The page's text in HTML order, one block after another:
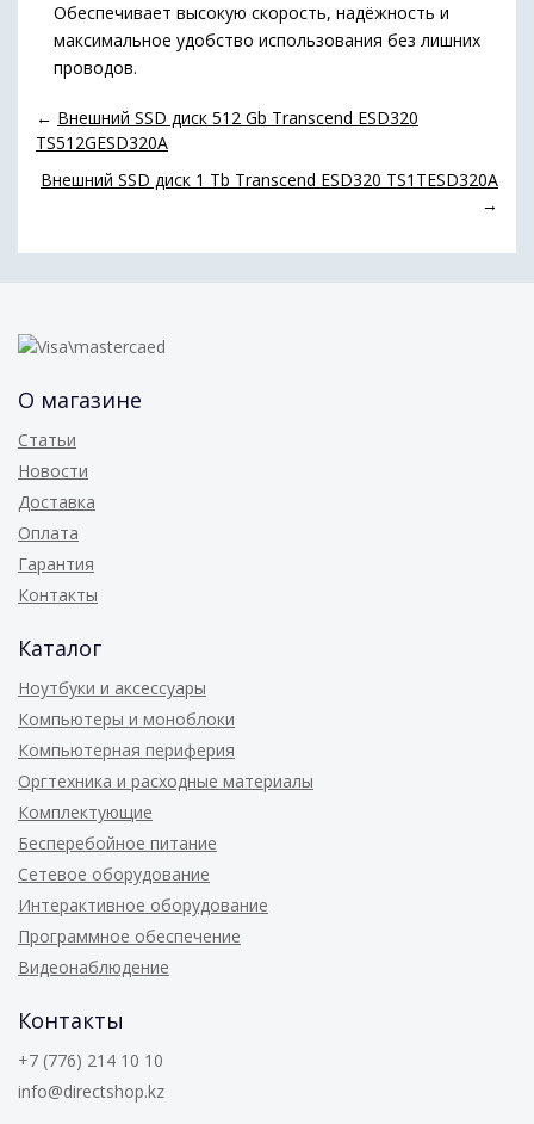
Обеспечивает высокую скорость, надёжность и
максимальное удобство использования без лишних
проводов.
← Внешний SSD диск 512 Gb Transcend ESD320
TS512GESD320A
Внешний SSD диск 1 Tb Transcend ESD320 TS1TESD320A
→
О магазине
Статьи
Новости
Доставка
Оплата
Гарантия
Контакты
Каталог
Ноутбуки и аксессуары
Компьютеры и моноблоки
Компьютерная периферия
Оргтехника и расходные материалы
Комплектующие
Бесперебойное питание
Сетевое оборудование
Интерактивное оборудование
Программное обеспечение
Видеонаблюдение
Контакты
+7 (776) 214 10 10
info@directshop.kz